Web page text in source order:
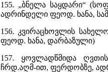
155. „ბნელა საყდარი“
ადრინდელი ფეოდ. ხანა,
156. კვირაცხოვლის
ფეოდ. ხანა, დარბაზული)
157. ყოვლადწმიდა
ჩრდ.აღმ-ით, ფერდობზე,